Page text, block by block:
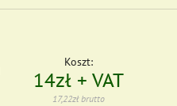
Koszt:
14zł + VAT
17,22zł brutto